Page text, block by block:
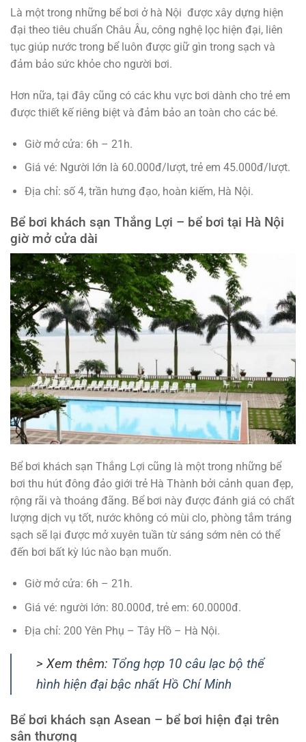
Là một trong những bể bơi ở hà Nội được xây dựng hiện
đại theo tiêu chuẩn Châu Âu, công nghệ lọc hiện đại, liên
tục giúp nước trong bể luôn được giữ gìn trong sạch và
đảm bảo sức khỏe cho người bơi.
Hơn nữa, tại đây cũng có các khu vực bơi dành cho trẻ em
được thiết kế riêng biệt và đảm bảo an toàn cho các bé.
Giờ mở cửa: 6h – 21h.
Giá vé: Người lớn là 60.000đ/lượt, trẻ em 45.000đ/lượt.
Địa chỉ: số 4, trần hưng đạo, hoàn kiếm, Hà Nội.
Bể bơi khách sạn Thắng Lợi – bể bơi tại Hà Nội
giờ mở cửa dài
Bể bơi khách sạn Thắng Lợi cũng là một trong những bể
bơi thu hút đông đảo giới trẻ Hà Thành bởi cảnh quan đẹp,
rộng rãi và thoáng đãng. Bể bơi này được đánh giá có chất
lượng dịch vụ tốt, nước không có mùi clo, phòng tắm tráng
sạch sẽ lại được mở xuyên tuần từ sáng sớm nên có thể
đến bơi bất kỳ lúc nào bạn muốn.
Giờ mở cửa: 6h – 21h.
Giá vé: người lớn: 80.000đ, trẻ em: 60.0000đ.
Địa chỉ: 200 Yên Phụ – Tây Hồ – Hà Nội.
> Xem thêm: Tổng hợp 10 câu lạc bộ thể
hình hiện đại bậc nhất Hồ Chí Minh
Bể bơi khách sạn Asean – bể bơi hiện đại trên
sân thượng